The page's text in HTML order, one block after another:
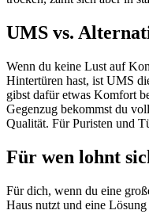
UMS vs.
Wenn du keine Lust auf
Hintertüren hast, ist UMS
gibst dafür etwas Komfort
Gegenzug bekommst du
Qualität. Für Puristen und
Für wen lohnt
Für dich, wenn du eine
Haus nutzt und eine